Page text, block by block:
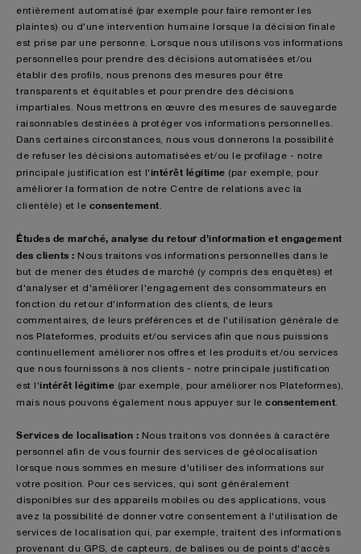
entièrement automatisé (par exemple pour faire remonter les
plaintes) ou d'une intervention humaine lorsque la décision finale
est prise par une personne. Lorsque nous utilisons vos informations
personnelles pour prendre des décisions automatisées et/ou
établir des profils, nous prenons des mesures pour être
transparents et équitables et pour prendre des décisions
impartiales. Nous mettrons en œuvre des mesures de sauvegarde
raisonnables destinées à protéger vos informations personnelles.
Dans certaines circonstances, nous vous donnerons la possibilité
de refuser les décisions automatisées et/ou le profilage - notre
principale justification est l'intérêt légitime (par exemple, pour
améliorer la formation de notre Centre de relations avec la
clientèle) et le consentement
Études de marché, analyse du retour d'information et engagement
des clients : Nous traitons vos informations personnelles dans le
but de mener des études de marché (y compris des enquêtes) et
d'analyser et d'améliorer l'engagement des consommateurs en
fonction du retour d'information des clients, de leurs
commentaires, de leurs préférences et de l'utilisation générale de
nos Plateformes, produits et/ou services afin que nous puissions
continuellement améliorer nos offres et les produits et/ou services
que nous fournissons à nos clients - notre principale justification
est l'intérêt légitime (par exemple, pour améliorer nos Plateformes),
mais nous pouvons également nous appuyer sur le consentement
Services de localisation : Nous traitons vos données à caractère
personnel afin de vous fournir des services de géolocalisation
lorsque nous sommes en mesure d'utiliser des informations sur
votre position. Pour ces services, qui sont généralement
disponibles sur des appareils mobiles ou des applications, vous
avez la possibilité de donner votre consentement à l'utilisation de
services de localisation qui, par exemple, traitent des informations
provenant du GPS, de capteurs, de balises ou de points d'accès